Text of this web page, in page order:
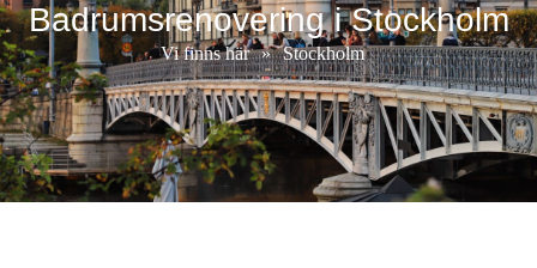
Badrumsrenovering i Stockholm
Vi finns här » Stockholm